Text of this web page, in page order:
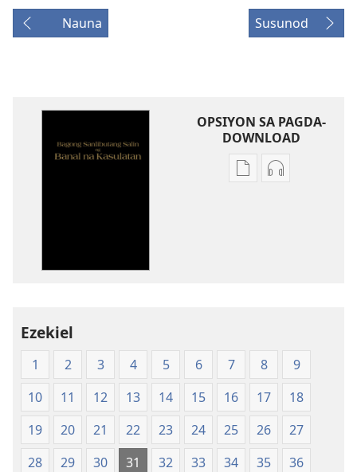
Nauna Susunod
OPSIYON SA PAGDA-
DOWNLOAD
Opsiyon
of
the
Holy
Scriptures
(Softcover
Edition)
Opsiyon
of
the
Holy
Scriptures
(Softcover
Edition)
Ezekiel
1 2 3 4 5 6 7 8
9
10
11 12 13 14 15 16 17
18
19
20 21 22 23 24 25 26
27
28
29 30 31 32 33 34 35
36